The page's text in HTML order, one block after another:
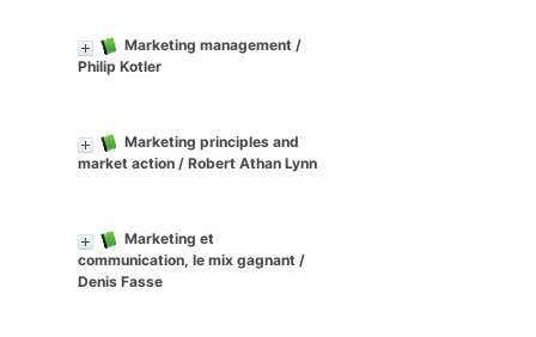
Marketing management /
Philip Kotler
Marketing principles and
market action / Robert Athan Lynn
Marketing et
communication, le mix gagnant /
Denis Fasse